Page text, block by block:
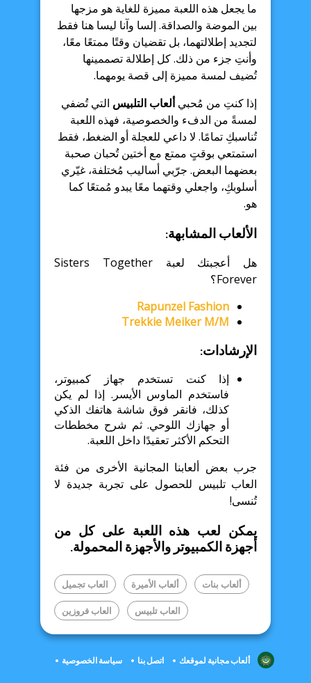
ما يجعل هذه اللعبة مميزة للغاية هو مزجها
بين الموضة والصداقة. إلسا وآنا ليسا هنا فقط
لتجديد إطلالتهما، بل تقضيان وقتًا ممتعًا معًا،
وأنتِ جزء من ذلك. كل إطلالة تصممينها
تُضيف لمسة مميزة إلى قصة يومهما.
إذا كنتِ من مُحبيألعاب التلبيس التي تُضفي
لمسةً من الدفء والخصوصية، فهذه اللعبة
تُناسبكِ تمامًا. لا داعي للعجلة أو الضغط، فقط
استمتعي بوقتٍ ممتع مع أختين تُحبان صحبة
بعضهما البعض. جرّبي أساليب مُختلفة، غيّري
أسلوبكِ، واجعلي وقتهما معًا يبدو مُمتعًا كما
هو.
الألعاب المشابهة:
هل أعجبتك لعبة Sisters Together
Forever؟
Rapunzel Fashion
Trekkie Meiker M/M
الإرشادات:
إذا كنت تستخدم جهاز كمبيوتر،
فاستخدم الماوس الأيسر. إذا لم يكن
كذلك، فانقر فوق شاشة هاتفك الذكي
أو جهازك اللوحي. ثم شرح مخططات
التحكم الأكثر تعقيدًا داخل اللعبة.
جرب بعض ألعابنا المجانية الأخرى من فئة
العاب تلبيس للحصول على تجربة جديدة لا
تُنسى!
يمكن لعب هذه اللعبة على كل من
أجهزة الكمبيوتر والأجهزة المحمولة.
ألعاب بنات ألعاب الأميرة العاب تجميل
العاب تلبيس العاب فروزين
ألعاب مجانية لموقعك اتصل بنا سياسة الخصوصية